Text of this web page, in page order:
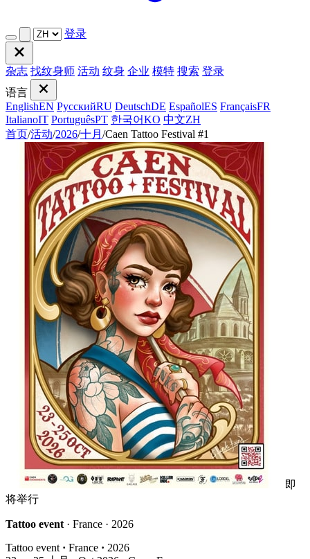
登录
杂志 找纹身师 活动 纹身 企业 模特 搜索 登录
语言
EnglishEN РусскийRU DeutschDE EspañolES FrançaisFR
ItalianoIT PortuguêsPT 한국어KO 中文ZH
首页/活动/2026/十月 /Caen Tattoo Festival #1
即
将举行
Tattoo event · France · 2026
Tattoo event · France · 2026